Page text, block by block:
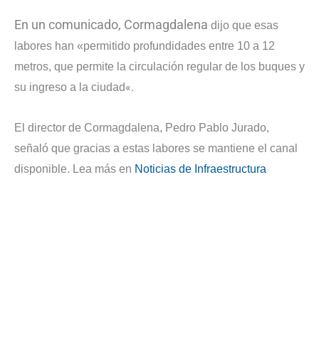
En un comunicado, Cormagdalena dijo que esas
labores han «permitido profundidades entre 10 a 12
metros, que permite la circulación regular de los buques y
su ingreso a la ciudad«.
El director de Cormagdalena, Pedro Pablo Jurado,
señaló que gracias a estas labores se mantiene el canal
disponible. Lea más en Noticias de Infraestructura